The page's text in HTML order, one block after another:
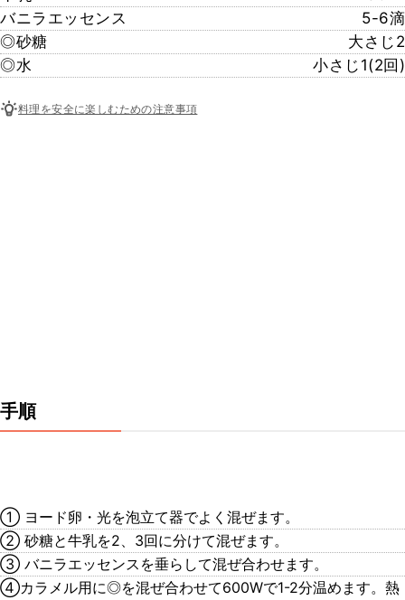
バニラエッセンス
5-6滴
◎砂糖
大さじ2
◎水
小さじ1(2回)
料理を安全に楽しむための注意事項
手順
① ヨード卵・光を泡立て器でよく混ぜます。
② 砂糖と牛乳を2、3回に分けて混ぜます。
③ バニラエッセンスを垂らして混ぜ合わせます。
④カラメル用に◎を混ぜ合わせて600Wで1-2分温めます。熱